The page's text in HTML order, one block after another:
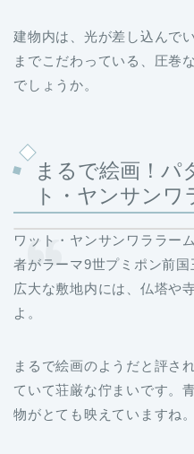
建物内は、光が差し込んで
までこだわっている、圧巻
でしょうか。
まるで絵画！パ
ト・ヤンサンワ
ワット・ヤンサンワララー
者がラーマ9世プミポン前国
広大な敷地内には、仏塔や
よ。
まるで絵画のようだと評さ
ていて荘厳な佇まいです。
物がとても映えていますね。